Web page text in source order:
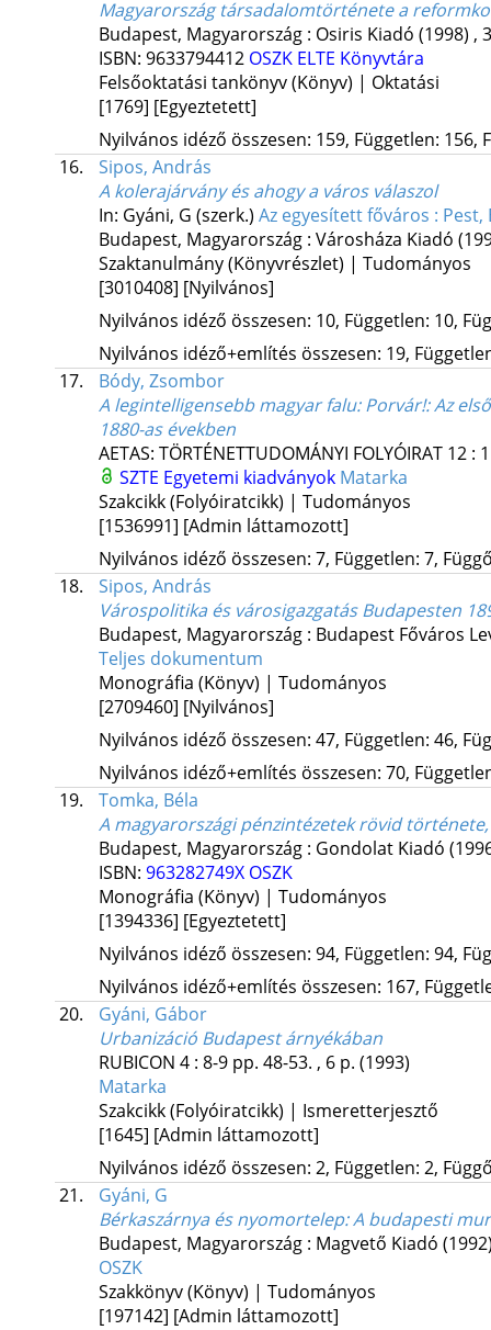
Magyarország társadalomtörténete a
Budapest, Magyarország : Osiris Kiadó (1998) ,
ISBN: 9633794412 OSZK ELTE Könyvtára
Felsőoktatási tankönyv (Könyv) | Oktatási
[1769] [Egyeztetett]
Nyilvános idéző összesen: 159, Független: 156,
16.
Sipos, András
A kolerajárvány és ahogy a város válaszol
In: Gyáni, G (szerk.) Az egyesített főváros : Pest,
Budapest, Magyarország : Városháza Kiadó
Szaktanulmány (Könyvrészlet) | Tudományos
[3010408] [Nyilvános]
Nyilvános idéző összesen: 10, Független: 10,
Nyilvános idéző+említés összesen: 19,
17.
Bódy, Zsombor
A legintelligensebb magyar falu: Porvár!: Az
1880-as években
AETAS: TÖRTÉNETTUDOMÁNYI FOLYÓIRAT 12: 1
SZTE Egyetemi kiadványok Matarka
Szakcikk (Folyóiratcikk) | Tudományos
[1536991] [Admin láttamozott]
Nyilvános idéző összesen: 7, Független: 7,
18.
Sipos, András
Várospolitika és városigazgatás Budapesten
Budapest, Magyarország : Budapest Főváros
Teljes dokumentum
Monográfia (Könyv) | Tudományos
[2709460] [Nyilvános]
Nyilvános idéző összesen: 47, Független: 46,
Nyilvános idéző+említés összesen: 70,
19.
Tomka, Béla
A magyarországi pénzintézetek rövid története,
Budapest, Magyarország : Gondolat Kiadó
ISBN: 963282749X OSZK
Monográfia (Könyv) | Tudományos
[1394336] [Egyeztetett]
Nyilvános idéző összesen: 94, Független: 94,
Nyilvános idéző+említés összesen: 167,
20.
Gyáni, Gábor
Urbanizáció Budapest árnyékában
RUBICON 4: 8-9 pp. 48-53. , 6 p. (1993)
Matarka
Szakcikk (Folyóiratcikk) | Ismeretterjesztő
[1645] [Admin láttamozott]
Nyilvános idéző összesen: 2, Független: 2,
21.
Gyáni, G
Bérkaszárnya és nyomortelep: A budapesti
Budapest, Magyarország : Magvető Kiadó
OSZK
Szakkönyv (Könyv) | Tudományos
[197142] [Admin láttamozott]